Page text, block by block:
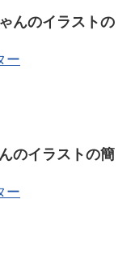
んのイラストの
ー
のイラストの簡
ー